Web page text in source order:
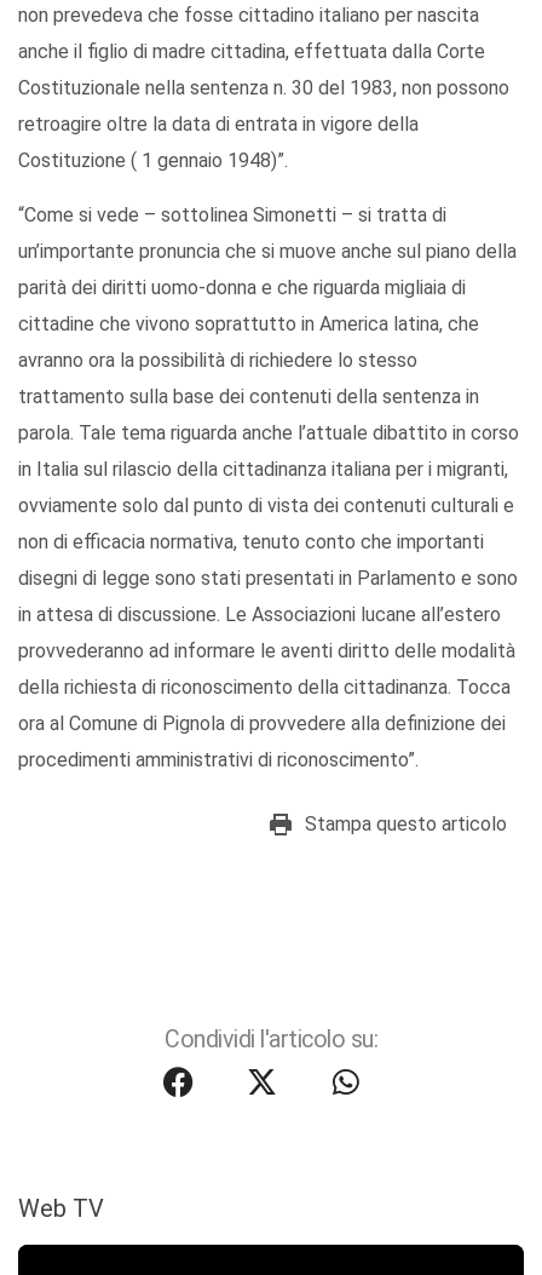
non prevedeva che fosse cittadino italiano per nascita
anche il figlio di madre cittadina, effettuata dalla Corte
Costituzionale nella sentenza n. 30 del 1983, non possono
retroagire oltre la data di entrata in vigore della
Costituzione ( 1 gennaio 1948)”.
“Come si vede – sottolinea Simonetti – si tratta di
un’importante pronuncia che si muove anche sul piano della
parità dei diritti uomo-donna e che riguarda migliaia di
cittadine che vivono soprattutto in America latina, che
avranno ora la possibilità di richiedere lo stesso
trattamento sulla base dei contenuti della sentenza in
parola. Tale tema riguarda anche l’attuale dibattito in corso
in Italia sul rilascio della cittadinanza italiana per i migranti,
ovviamente solo dal punto di vista dei contenuti culturali e
non di efficacia normativa, tenuto conto che importanti
disegni di legge sono stati presentati in Parlamento e sono
in attesa di discussione. Le Associazioni lucane all’estero
provvederanno ad informare le aventi diritto delle modalità
della richiesta di riconoscimento della cittadinanza. Tocca
ora al Comune di Pignola di provvedere alla definizione dei
procedimenti amministrativi di riconoscimento”.
Stampa questo articolo
Condividi l'articolo su:
Web TV